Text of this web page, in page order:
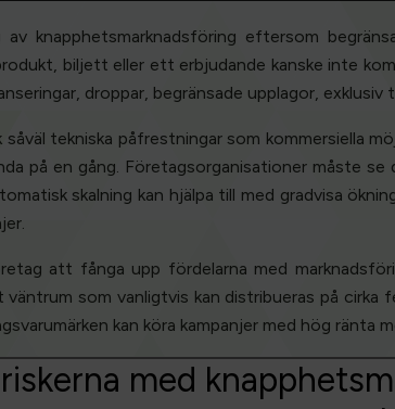
av knapphetsmarknadsföring eftersom
biljett eller ett erbjudande kanske inte
droppar, begränsade upplagor, exklusiv
såväl tekniska påfrestningar som kommersiella
på en gång. Företagsorganisationer måste
skalning kan hjälpa till med gradvisa
att fånga upp fördelarna med
som vanligtvis kan distribueras på cirka
kan köra kampanjer med hög ränta
med